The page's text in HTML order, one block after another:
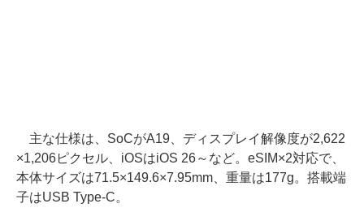
主な仕様は、SoCがA19、ディスプレイ解像度が2,622
×1,206ピクセル、iOSはiOS 26～など。eSIM×2対応で、
本体サイズは71.5×149.6×7.95mm、重量は177g。搭載端
子はUSB Type-C。